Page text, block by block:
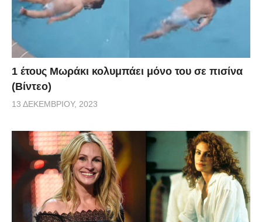
1 έτους Μωράκι κολυμπάει μόνο του σε πισίνα
(Βίντεο)
13 ΔΕΚΕΜΒΡΊΟΥ, 2023